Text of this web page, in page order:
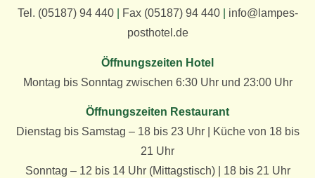
Tel. (05187) 94 440 Fax (05187) 94 440
info@lampes-
posthotel.de
Öffnungszeiten Hotel
Montag bis Sonntag zwischen 6:30 Uhr und 23:00 Uhr
Öffnungszeiten Restaurant
Dienstag bis Samstag – 18 bis 23 Uhr | Küche von 18 bis
21 Uhr
Sonntag – 12 bis 14 Uhr (Mittagstisch) | 18 bis 21 Uhr